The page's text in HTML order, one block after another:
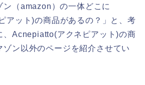
ン（amazon）の一体どこに
アット)の商品があるの？」と、考
、Acnepiatto(アクネピアット)の商
ゾン以外のページを紹介させてい